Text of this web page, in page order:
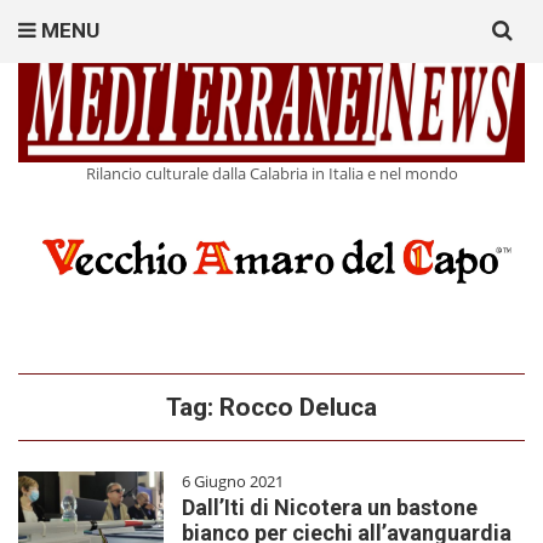
Rilancio culturale dalla Calabria in Italia e nel mondo
MENU
for:
Tag: Rocco Deluca
6 Giugno 2021
Dall’Iti di Nicotera un bastone
bianco per ciechi all’avanguardia